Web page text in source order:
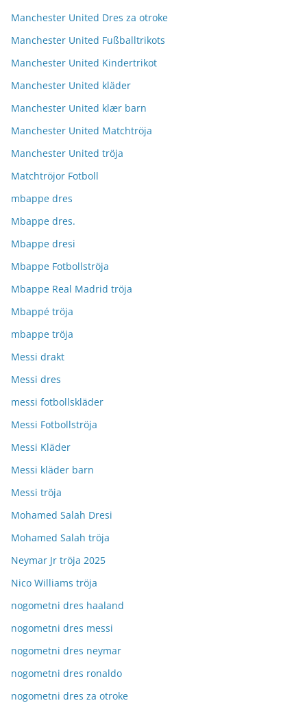
Manchester United Dres za otroke
Manchester United Fußballtrikots
Manchester United Kindertrikot
Manchester United kläder
Manchester United klær barn
Manchester United Matchtröja
Manchester United tröja
Matchtröjor Fotboll
mbappe dres
Mbappe dres.
Mbappe dresi
Mbappe Fotbollströja
Mbappe Real Madrid tröja
Mbappé tröja
mbappe tröja
Messi drakt
Messi dres
messi fotbollskläder
Messi Fotbollströja
Messi Kläder
Messi kläder barn
Messi tröja
Mohamed Salah Dresi
Mohamed Salah tröja
Neymar Jr tröja 2025
Nico Williams tröja
nogometni dres haaland
nogometni dres messi
nogometni dres neymar
nogometni dres ronaldo
nogometni dres za otroke